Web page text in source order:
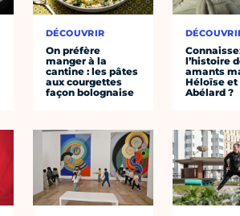
DÉCOUVRIR
On préfère
manger à la
cantine : les pâtes
aux courgettes
façon bolognaise
l’histoire
amants
Héloïse et
Abélard ?